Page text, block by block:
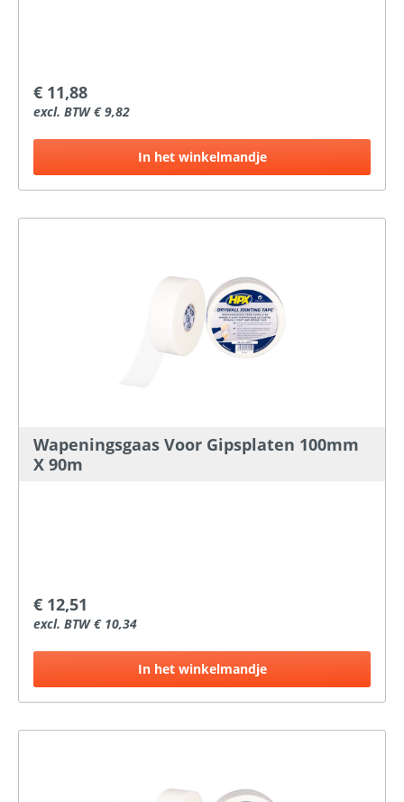
€ 11,88
excl. BTW € 9,82
In het winkelmandje
Wapeningsgaas Voor Gipsplaten 100mm
X 90m
€ 12,51
excl. BTW € 10,34
In het winkelmandje